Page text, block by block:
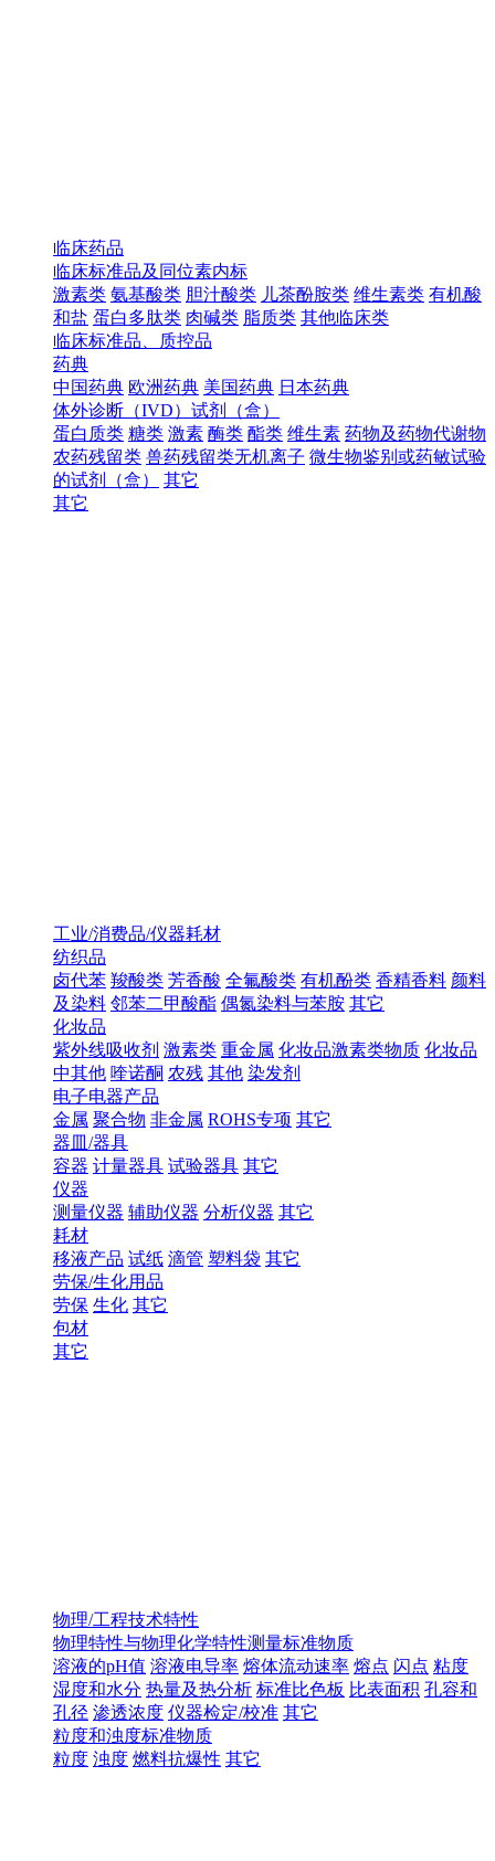
临床药品
临床标准品及同位素内标
激素类 氨基酸类 胆汁酸类 儿茶酚胺类 维生素类 有机酸
和盐 蛋白多肽类 肉碱类 脂质类 其他临床类
临床标准品、质控品
药典
中国药典 欧洲药典 美国药典 日本药典
体外诊断（IVD）试剂（盒）
蛋白质类 糖类 激素 酶类 酯类 维生素 药物及药物代谢物
农药残留类 兽药残留类无机离子 微生物鉴别或药敏试验
的试剂（盒）
其它
其它
工业/消费品/仪器耗材
纺织品
卤代苯 羧酸类 芳香酸 全氟酸类 有机酚类 香精香料 颜料
及染料 邻苯二甲酸酯 偶氮染料与苯胺 其它
化妆品
紫外线吸收剂 激素类 重金属 化妆品激素类物质 化妆品
中其他 喹诺酮 农残 其他 染发剂
电子电器产品
金属 聚合物 非金属 ROHS专项 其它
器皿/器具
容器 计量器具 试验器具 其它
仪器
测量仪器 辅助仪器 分析仪器 其它
耗材
移液产品 试纸 滴管 塑料袋 其它
劳保/生化用品
劳保 生化 其它
包材
其它
物理/工程技术特性
物理特性与物理化学特性测量标准物质
溶液的pH值 溶液电导率 熔体流动速率 熔点 闪点 粘度
湿度和水分 热量及热分析 标准比色板 比表面积 孔容和
孔径 渗透浓度 仪器检定/校准 其它
粒度和浊度标准物质
粒度 浊度 燃料抗爆性 其它